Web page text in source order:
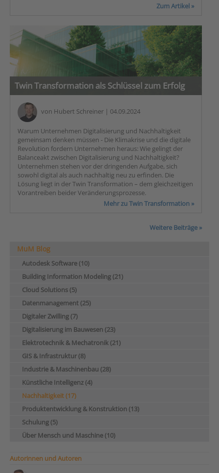
Zum Artikel »
Twin Transformation als Schlüssel zum Erfolg
von Hubert Schreiner | 04.09.2024
Warum Unternehmen Digitalisierung und Nachhaltigkeit
gemeinsam denken müssen - Die Klimakrise und die digitale
Revolution fordern Unternehmen heraus: Wie gelingt der
Balanceakt zwischen Digitalisierung und Nachhaltigkeit?
Unternehmen stehen vor der dringenden Aufgabe, sich
sowohl digital als auch nachhaltig neu zu erfinden. Die
Lösung liegt in der Twin Transformation – dem gleichzeitigen
Vorantreiben beider Veränderungsprozesse.
Mehr zu Twin Transformation »
Weitere Beiträge »
MuM Blog
Autodesk Software (10)
Building Information Modeling (21)
Cloud Solutions (5)
Datenmanagement (25)
Digitaler Zwilling (7)
Digitalisierung im Bauwesen (23)
Elektrotechnik & Mechatronik (21)
GIS & Infrastruktur (8)
Industrie & Maschinenbau (28)
Künstliche Intelligenz (4)
Nachhaltigkeit (17)
Produktentwicklung & Konstruktion (13)
Schulung (5)
Über Mensch und Maschine (10)
Autorinnen und Autoren